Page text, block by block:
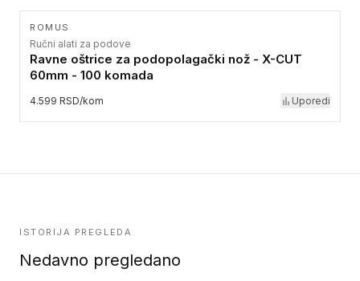
ROMUS
Ručni alati za podove
Ravne oštrice za podopolagački nož - X-CUT
60mm - 100 komada
4.599 RSD/kom Uporedi
ISTORIJA PREGLEDA
Nedavno pregledano